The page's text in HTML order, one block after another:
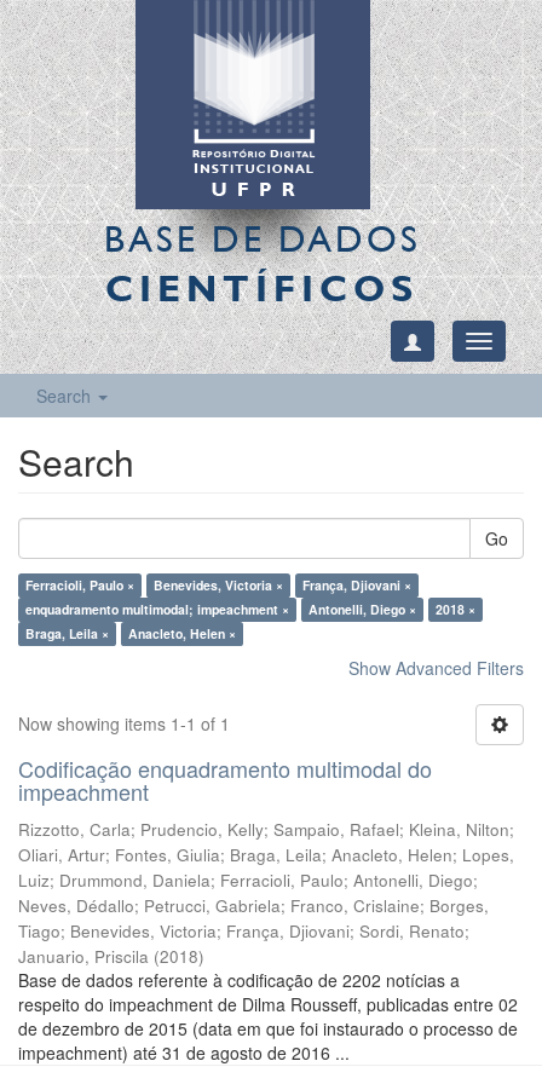
BASE DE DADOS
CIENTÍFICOS
Toggle
Search
Search
Go
Ferracioli, Paulo × Benevides, Victoria ×
França, Djiovani ×
enquadramento multimodal; impeachment ×
Antonelli, Diego ×
2018 ×
Braga, Leila ×
Anacleto, Helen ×
Show Advanced Filters
Now showing items 1-1 of 1
Codificação enquadramento multimodal do
impeachment
Rizzotto, Carla; Prudencio, Kelly; Sampaio, Rafael; Kleina, Nilton;
Oliari, Artur; Fontes, Giulia; Braga, Leila; Anacleto, Helen; Lopes,
Luiz; Drummond, Daniela; Ferracioli, Paulo; Antonelli, Diego;
Neves, Dédallo; Petrucci, Gabriela; Franco, Crislaine; Borges,
Tiago; Benevides, Victoria; França, Djiovani; Sordi, Renato;
Januario, Priscila (2018)
Base de dados referente à codificação de 2202 notícias a
respeito do impeachment de Dilma Rousseff, publicadas entre 02
de dezembro de 2015 (data em que foi instaurado o processo de
impeachment) até 31 de agosto de 2016 ...